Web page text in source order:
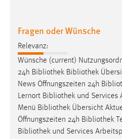
Fragen oder Wünsche
Relevanz:
Wünsche (current)
24h Bibliothek Bibliothek
News Öffnungszeiten 24h
Lernort Bibliothek und Services
Menü Bibliothek Übersicht
Öffnungszeiten 24h Bibliothek
Bibliothek und Services